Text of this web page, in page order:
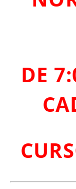
DE